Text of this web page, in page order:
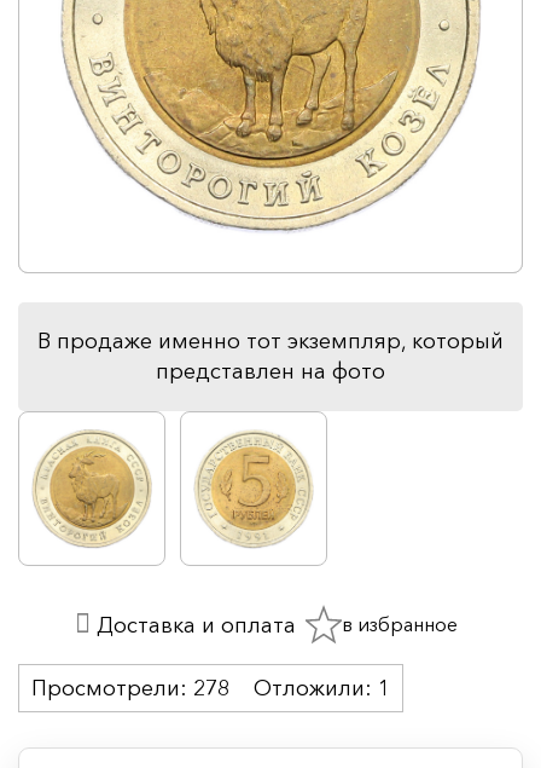
В продаже именно тот экземпляр, который
представлен на фото
Просмотрели: 278 Отложили: 1
Доставка и оплата в избранное